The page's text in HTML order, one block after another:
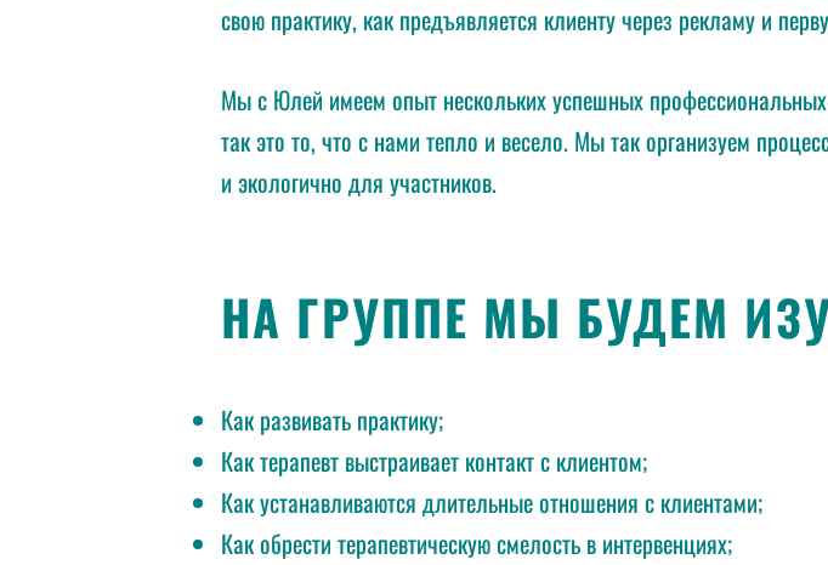
свою практику, как предъявляется клиенту через рекламу и
Мы с Юлей имеем опыт нескольких успешных
так это то, что с нами тепло и весело. Мы так организуем
и экологично для участников.
НА ГРУППЕ МЫ БУДЕМ
Как развивать практику;
Как терапевт выстраивает контакт с клиентом;
Как устанавливаются длительные отношения с клиентами;
Как обрести терапевтическую смелость в интервенциях;